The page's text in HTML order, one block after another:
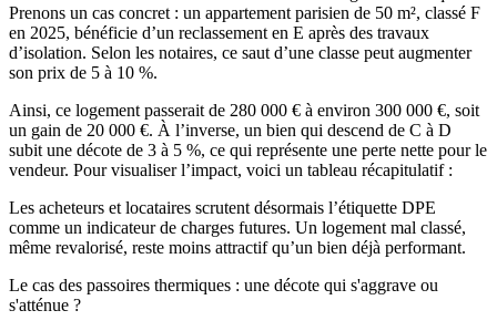
Prenons un cas concret : un appartement parisien de 50 m², classé F
en 2025, bénéficie d’un reclassement en E après des travaux
d’isolation. Selon les notaires, ce saut d’une classe peut augmenter
son prix de 5 à 10 %.
Ainsi, ce logement passerait de 280 000 € à environ 300 000 €, soit
un gain de 20 000 €. À l’inverse, un bien qui descend de C à D
subit une décote de 3 à 5 %, ce qui représente une perte nette pour le
vendeur. Pour visualiser l’impact, voici un tableau récapitulatif :
Les acheteurs et locataires scrutent désormais l’étiquette DPE
comme un indicateur de charges futures. Un logement mal classé,
même revalorisé, reste moins attractif qu’un bien déjà performant.
Le cas des passoires thermiques : une décote qui s'aggrave ou
s'atténue ?